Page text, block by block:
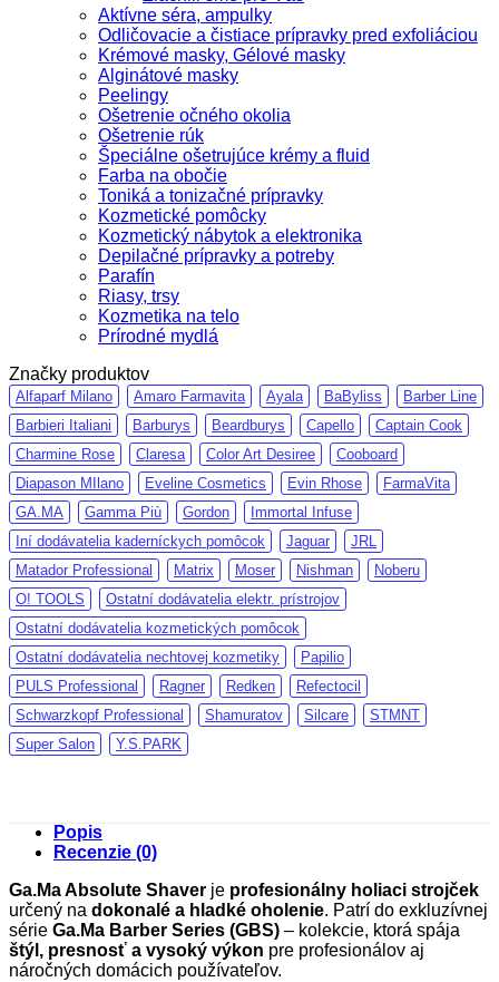
Aktívne séra, ampulky
Odličovacie a čistiace prípravky pred exfoliáciou
Krémové masky, Gélové masky
Alginátové masky
Peelingy
Ošetrenie očného okolia
Ošetrenie rúk
Špeciálne ošetrujúce krémy a fluid
Farba na obočie
Toniká a tonizačné prípravky
Kozmetické pomôcky
Kozmetický nábytok a elektronika
Depilačné prípravky a potreby
Parafín
Riasy, trsy
Kozmetika na telo
Prírodné mydlá
Značky produktov
Alfaparf Milano Amaro Farmavita Ayala BaByliss
Barber Line
Barbieri Italiani
Barburys Beardburys Capello
Captain Cook
Charmine Rose
Claresa Color Art Desiree
Cooboard
Diapason MIlano
Eveline Cosmetics Evin Rhose
FarmaVita
GA.MA
Gamma Più Gordon
Immortal Infuse
Iní dodávatelia kaderníckych pomôcok
Jaguar
JRL
Matador Professional
Matrix Moser Nishman
Noberu
O! TOOLS
Ostatní dodávatelia elektr. prístrojov
Ostatní dodávatelia kozmetických pomôcok
Ostatní dodávatelia nechtovej kozmetiky
Papilio
PULS Professional
Ragner Redken
Refectocil
Schwarzkopf Professional
Shamuratov Silcare
STMNT
Super Salon
Y.S.PARK
Popis
Recenzie (0)
Ga.Ma Absolute Shaver je profesionálny holiaci strojček
určený na dokonalé a hladké oholenie. Patrí do exkluzívnej
série Ga.Ma Barber Series (GBS) – kolekcie, ktorá spája
štýl, presnosť a vysoký výkon pre profesionálov aj
náročných domácich používateľov.